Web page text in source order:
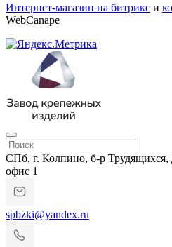
Интернет-магазин на битрикс и
WebCanape
СПб, г. Колпино, б-р
офис 1
spbzki@yandex.ru